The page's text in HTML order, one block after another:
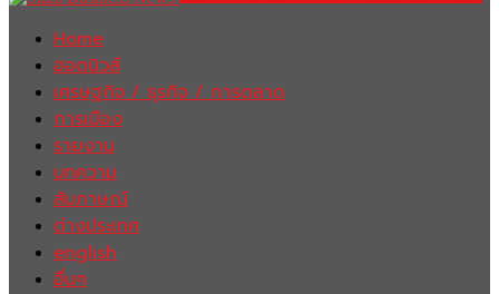
Home
ฮอตนิวส์
เศรษฐกิจ / ธุรกิจ / การตลาด
การเมือง
รายงาน
บทความ
สัมภาษณ์
ต่างประเทศ
english
อื่นๆ